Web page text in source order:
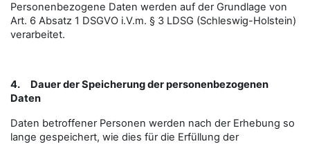
Personenbezogene Daten werden auf der Grundlage von
Art. 6 Absatz 1 DSGVO i.V.m. § 3 LDSG (Schleswig-Holstein)
verarbeitet.
4. Dauer der Speicherung der personenbezogenen
Daten
Daten betroffener Personen werden nach der Erhebung so
lange gespeichert, wie dies für die Erfüllung der